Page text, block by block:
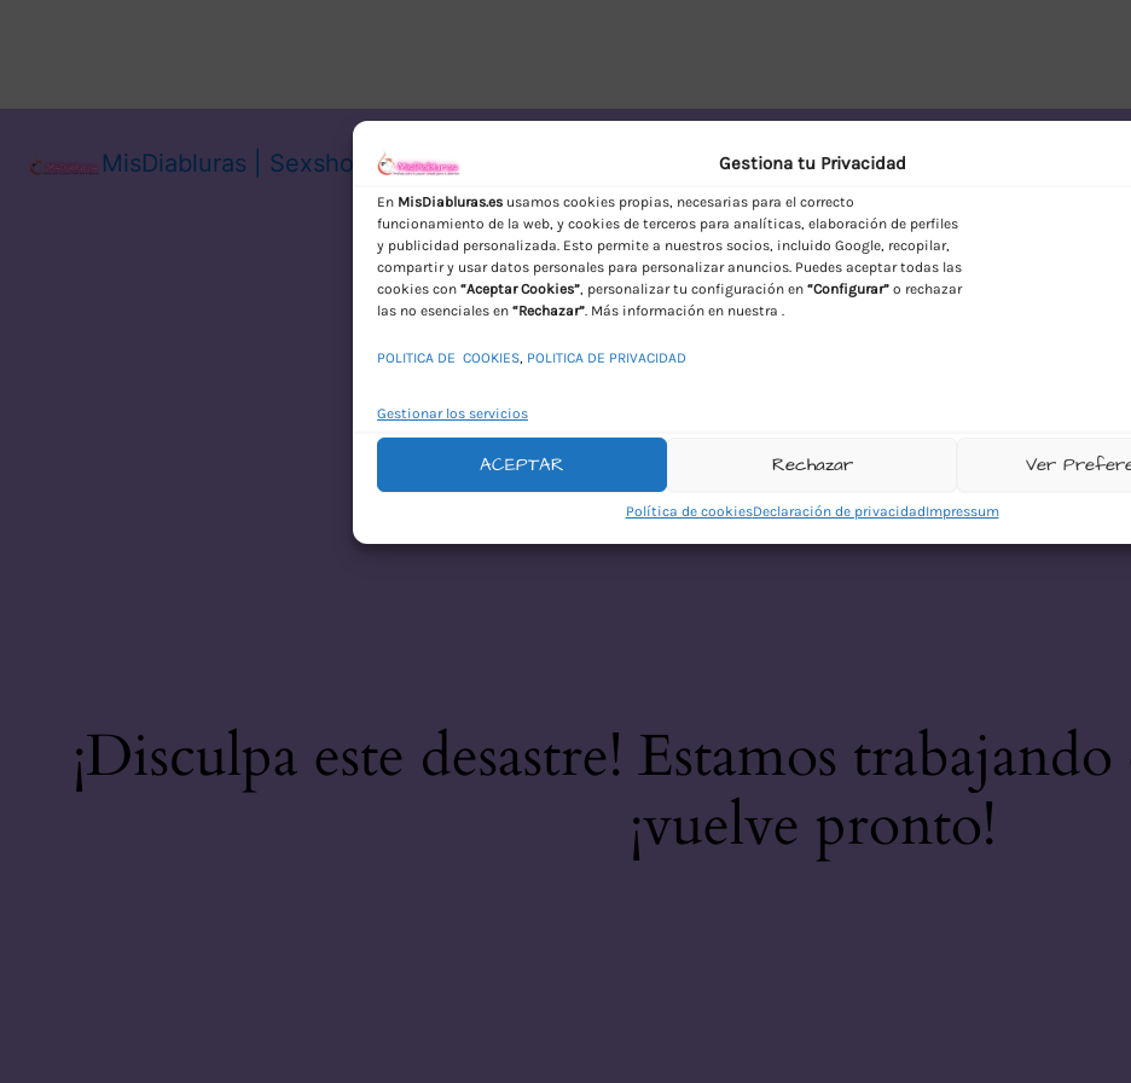
Gestiona tu Privacidad
En MisDiabluras.es usamos cookies propias, necesarias para el correcto
funcionamiento de la web, y cookies de terceros para analíticas, elaboración de perfiles
y publicidad personalizada. Esto permite a nuestros socios, incluido Google, recopilar,
compartir y usar datos personales para personalizar anuncios. Puedes aceptar todas las
cookies con “Aceptar Cookies”, personalizar tu configuración en “Configurar” o rechazar
las no esenciales en “Rechazar”. Más información en nuestra .
POLITICA DE COOKIES, POLITICA DE PRIVACIDAD
Gestionar los servicios
ACEPTAR Rechazar Ver
Política de cookiesDeclaración de privacidadImpressum
MisDiabluras | Sexshop Online con Envío Discreto en España
¡Disculpa este desastre! Estamos
¡vuelve pronto!